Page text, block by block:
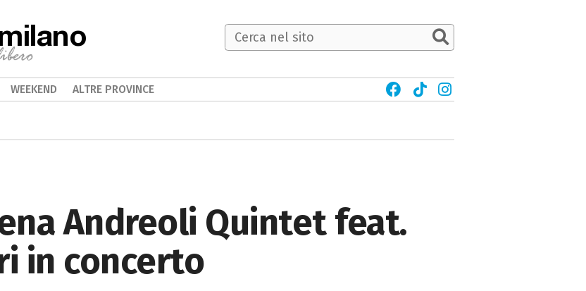
Andreoli Quintet feat.
in concerto
WEEKEND ALTRE PROVINCE